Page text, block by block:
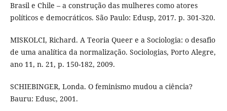
Brasil e Chile – a construção das mulheres como atores
políticos e democráticos. São Paulo: Edusp, 2017. p. 301-320.
MISKOLCI, Richard. A Teoria Queer e a Sociologia: o desafio
de uma analítica da normalização. Sociologias, Porto Alegre,
ano 11, n. 21, p. 150-182, 2009.
SCHIEBINGER, Londa. O feminismo mudou a ciência?
Bauru: Edusc, 2001.